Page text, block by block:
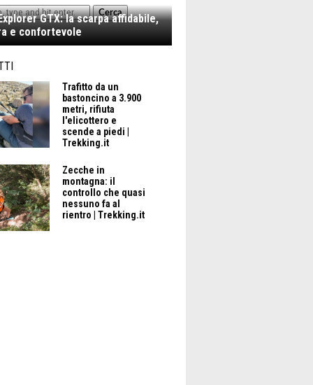
Cerca
GTX: la scarpa affidabile,
e confortevole
Trafitto da un
bastoncino a 3.900
metri, rifiuta
l'elicottero e
scende a piedi |
Trekking.it
Zecche in
montagna: il
controllo che quasi
nessuno fa al
rientro | Trekking.it